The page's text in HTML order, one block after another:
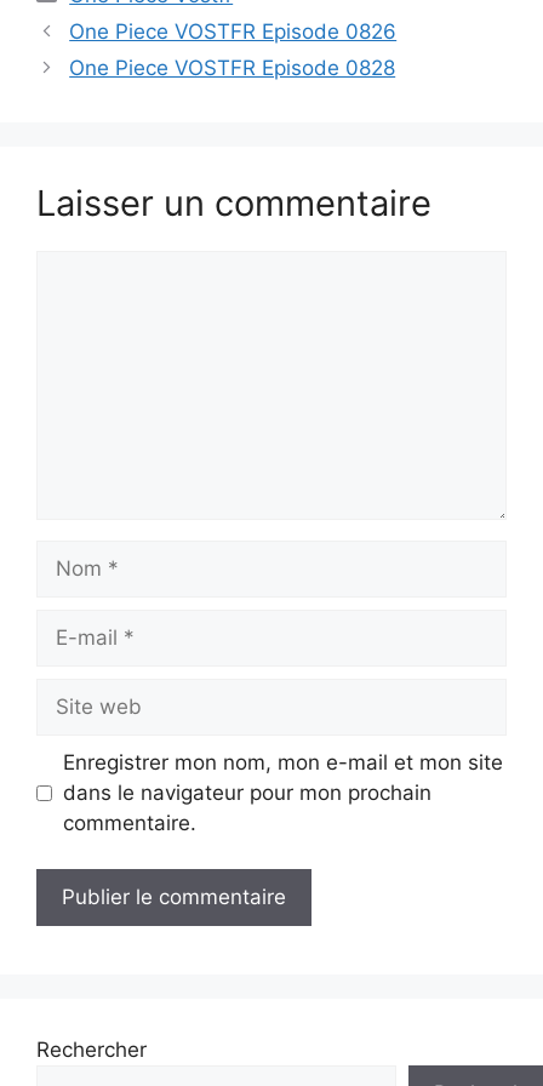
One Piece VOSTFR Episode 0826
One Piece VOSTFR Episode 0828
Laisser un commentaire
mail
web
Enregistrer mon nom, mon e-mail et mon site
dans le navigateur pour mon prochain
commentaire.
Rechercher